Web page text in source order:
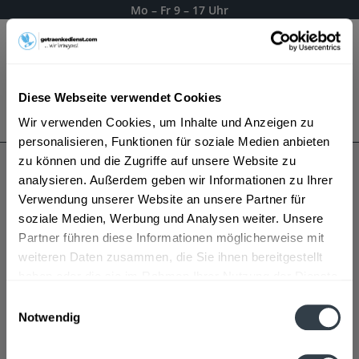
Diese Webseite verwendet Cookies
Wir verwenden Cookies, um Inhalte und Anzeigen zu
personalisieren, Funktionen für soziale Medien anbieten
zu können und die Zugriffe auf unsere Website zu
analysieren. Außerdem geben wir Informationen zu Ihrer
Verwendung unserer Website an unsere Partner für
soziale Medien, Werbung und Analysen weiter. Unsere
Partner führen diese Informationen möglicherweise mit
weiteren Daten zusammen, die Sie ihnen bereitgestellt
Notwendig
Mo – Fr 9 – 17 Uhr
Es gilt unsereDatenschutzerklärung
Kurpark